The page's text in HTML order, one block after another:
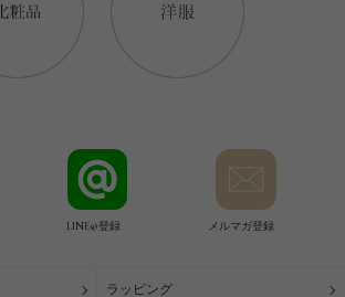
LINE@登録 メルマガ登録
ラッピング